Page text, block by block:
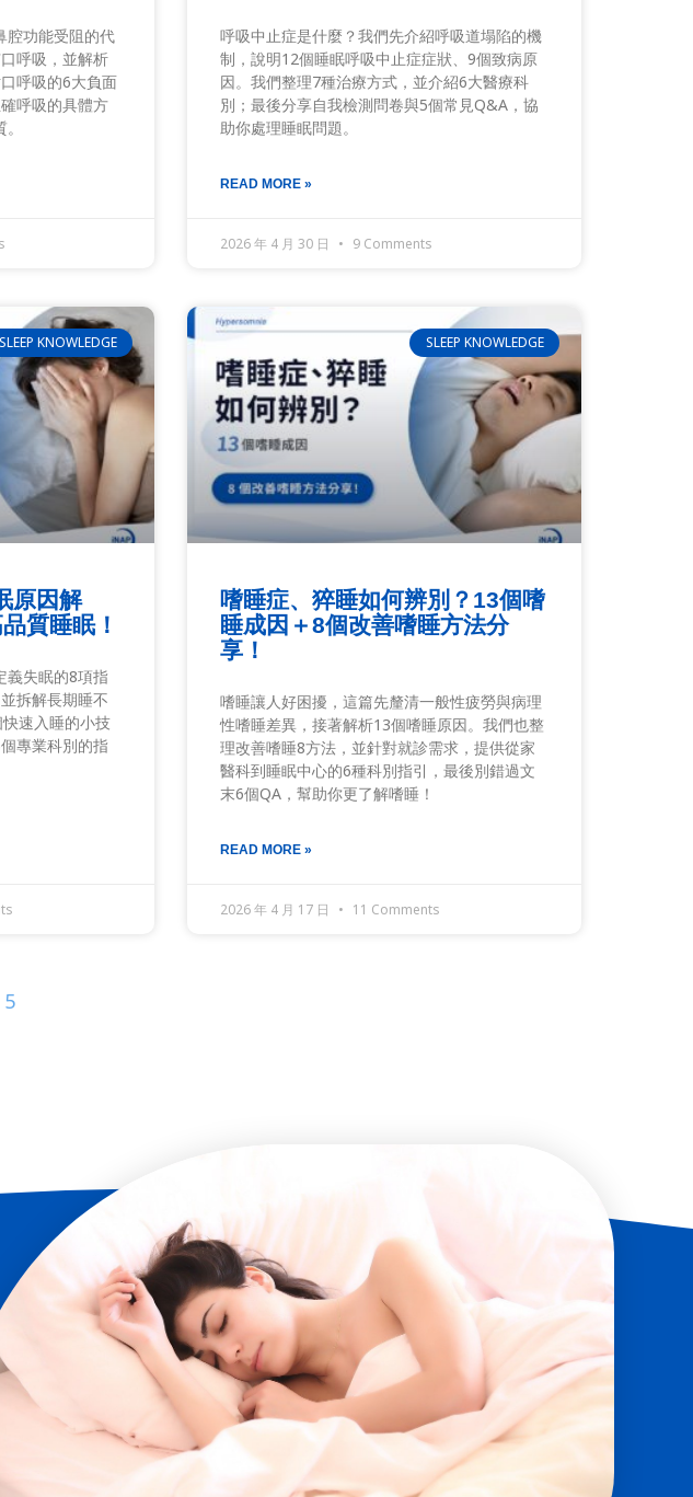
腔功能受阻的代
呼吸，並解析
呼吸的6大負面
呼吸的具體方
呼吸中止症是什麼？我們先介紹呼吸道塌陷的機
制，說明12個睡眠呼吸中止症症狀、9個致病原
因。我們整理7種治療方式，並介紹6大醫療科
別；最後分享自我檢測問卷與5個常見Q&A，協
助你處理睡眠問題。
READ MORE »
2026 年 4 月 30 日 9 Comments
SLEEP KNOWLEDGE
原因解
質睡眠！
義失眠的8項指
拆解長期睡不
速入睡的小技
專業科別的指
SLEEP KNOWLEDGE
嗜睡症、猝睡如何辨別？13個嗜
睡成因＋8個改善嗜睡方法分
享！
嗜睡讓人好困擾，這篇先釐清一般性疲勞與病理
性嗜睡差異，接著解析13個嗜睡原因。我們也整
理改善嗜睡8方法，並針對就診需求，提供從家
醫科到睡眠中心的6種科別指引，最後別錯過文
末6個QA，幫助你更了解嗜睡！
READ MORE »
2026 年 4 月 17 日 11 Comments
5